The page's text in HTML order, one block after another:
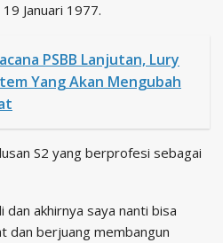
Januari 1977.
PSBB Lanjutan, Lury
Yang Akan Mengubah
S2 yang berprofesi sebagai
dan akhirnya saya nanti bisa
dan berjuang membangun